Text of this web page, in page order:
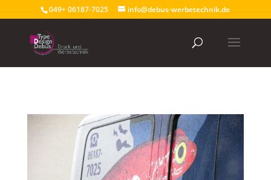
049+ 06187-7025 info@debus-werbetechnik.de